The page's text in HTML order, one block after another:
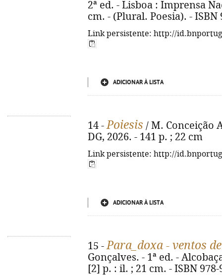
2ª ed. - Lisboa : Imprensa
cm. - (Plural. Poesia). - ISBN
Link persistente: http://
ADICIONAR À LISTA
14 -Poiesis / M. Conceição
DG, 2026. - 141 p. ; 22 cm
Link persistente: http://
ADICIONAR À LISTA
15 -Para_doxa - ventos
Gonçalves. - 1ª ed. -
[2] p. : il. ; 21 cm. - ISBN 978-